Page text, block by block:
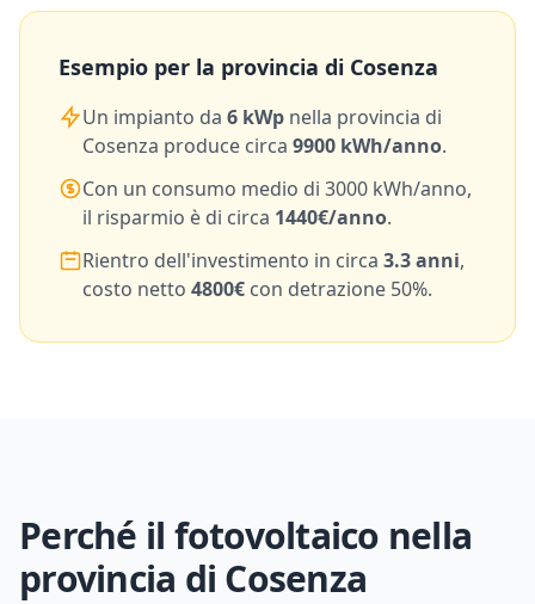
Esempio per la provincia di Cosenza
Un impianto da 6 kWp nella provincia di
Cosenza produce circa 9900 kWh/anno.
Con un consumo medio di 3000 kWh/anno,
il risparmio è di circa 1440€/anno.
Rientro dell'investimento in circa 3.3anni,
costo netto 4800€ con detrazione 50%.
Perché il fotovoltaico nella
provincia di Cosenza